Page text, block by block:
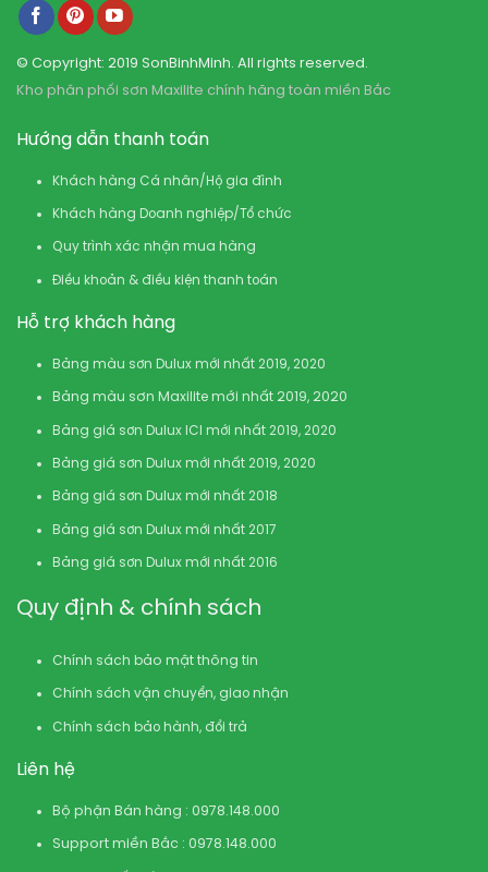
© Copyright: 2019 SonBinhMinh. All rights reserved.
Kho phân phối sơn Maxilite chính hãng toàn miền Bắc
Hướng dẫn thanh toán
Khách hàng Cá nhân/Hộ gia đình
Khách hàng Doanh nghiệp/Tổ chức
Quy trình xác nhận mua hàng
Điều khoản & điều kiện thanh toán
Hỗ trợ khách hàng
Bảng màu sơn Dulux mới nhất 2019, 2020
Bảng màu sơn Maxilite mới nhất 2019, 2020
Bảng giá sơn Dulux ICI mới nhất 2019, 2020
Bảng giá sơn Dulux mới nhất 2019, 2020
Bảng giá sơn Dulux mới nhất 2018
Bảng giá sơn Dulux mới nhất 2017
Bảng giá sơn Dulux mới nhất 2016
Quy định & chính sách
Chính sách bảo mật thông tin
Chính sách vận chuyển, giao nhận
Chính sách bảo hành, đổi trả
Liên hệ
Bộ phận Bán hàng : 0978.148.000
Support miền Bắc : 0978.148.000